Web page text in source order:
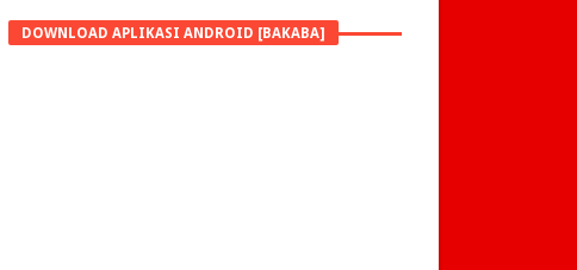
DOWNLOAD APLIKASI ANDROID [BAKABA]